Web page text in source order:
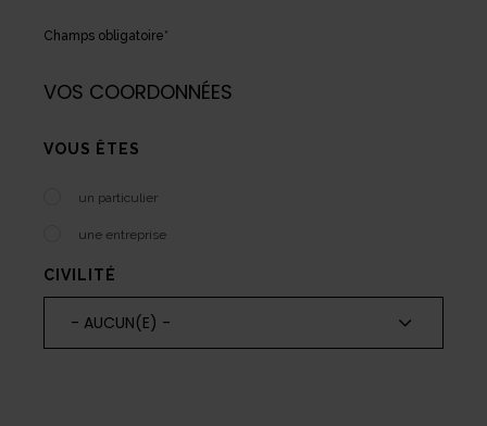
Champs obligatoire*
VOS COORDONNÉES
VOUS ÊTES
un particulier
une entreprise
CIVILITÉ
- AUCUN(E) -